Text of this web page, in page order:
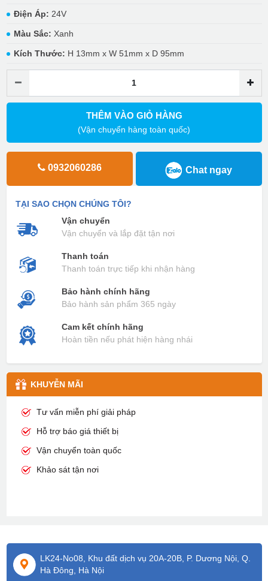
Điện Áp: 24V
Màu Sắc: Xanh
Kích Thước: H 13mm x W 51mm x D 95mm
THÊM VÀO GIỎ HÀNG
(Vận chuyển hàng toàn quốc)
0932060286 Chat ngay
TẠI SAO CHỌN CHÚNG TÔI?
Vận chuyển
Vận chuyển và lắp đặt tận nơi
Thanh toán
Thanh toán trực tiếp khi nhận hàng
Bảo hành chính hãng
Bảo hành sản phẩm 365 ngày
Cam kết chính hãng
Hoàn tiền nếu phát hiện hàng nhái
KHUYỄN MÃI
Tư vấn miễn phí giải pháp
Hỗ trợ báo giá thiết bị
Vận chuyển toàn quốc
Khảo sát tận nơi
LK24-No08, Khu đất dịch vụ 20A-20B, P. Dương Nội, Q.
Hà Đông, Hà Nội